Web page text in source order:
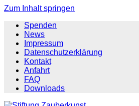
Zum Inhalt springen
Spenden
News
Impressum
Datenschutzerklärung
Kontakt
Anfahrt
FAQ
Downloads